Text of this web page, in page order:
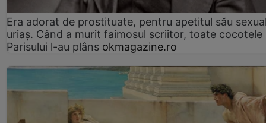
Era adorat de prostituate, pentru apetitul său
uriaș. Când a murit faimosul scriitor, toate cocotele
Parisului l-au plâns okmagazine.ro